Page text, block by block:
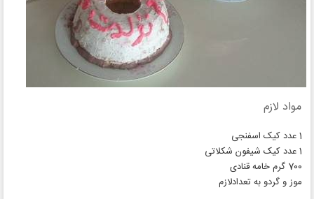
مواد لازم
1 عدد کیک اسفنجی
1 عدد کیک شیفون شکلاتی
700 گرم خامه قنادی
موز و گردو به تعدادلازم